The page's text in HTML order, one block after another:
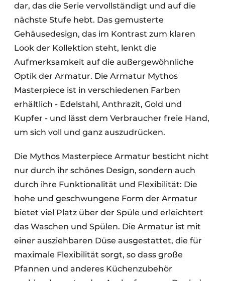
dar, das die Serie vervollständigt und auf die
nächste Stufe hebt. Das gemusterte
Gehäusedesign, das im Kontrast zum klaren
Look der Kollektion steht, lenkt die
Aufmerksamkeit auf die außergewöhnliche
Optik der Armatur. Die Armatur Mythos
Masterpiece ist in verschiedenen Farben
erhältlich - Edelstahl, Anthrazit, Gold und
Kupfer - und lässt dem Verbraucher freie Hand,
um sich voll und ganz auszudrücken.
Die Mythos Masterpiece Armatur besticht nicht
nur durch ihr schönes Design, sondern auch
durch ihre Funktionalität und Flexibilität: Die
hohe und geschwungene Form der Armatur
bietet viel Platz über der Spüle und erleichtert
das Waschen und Spülen. Die Armatur ist mit
einer ausziehbaren Düse ausgestattet, die für
maximale Flexibilität sorgt, so dass große
Pfannen und anderes Küchenzubehör